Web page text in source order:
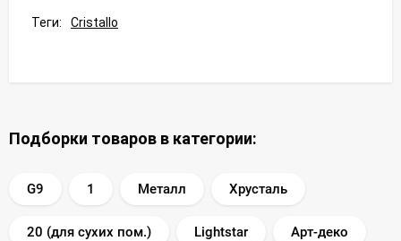
Теги: Cristallo
Подборки товаров в категории:
G9 1 Металл Хрусталь
20 (для сухих пом.) Lightstar Арт-деко